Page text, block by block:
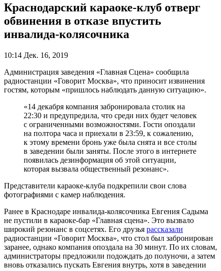
Краснодарский караоке-клуб отверг
обвинения в отказе впустить
инвалида-колясочника
10:14 Дек. 16, 2019
Администрация заведения «Главная Сцена» сообщила
радиостанции «Говорит Москва», что приносит извинения
гостям, которым «пришлось наблюдать данную ситуацию».
«14 декабря компания забронировала столик на
22:30 и предупредила, что среди них будет человек
с ограниченными возможностями. Гости опоздали
на полтора часа и приехали в 23:59, к сожалению,
к этому времени бронь уже была снята и все столы
в заведении были заняты. После этого в интернете
появилась дезинформация об этой ситуации,
которая вызвала общественный резонанс».
Представители караоке-клуба подкрепили свои слова
фотографиями с камер наблюдения.
Ранее в Краснодаре инвалида-колясочника Евгения Садыма
не пустили в караоке-бар «Главная сцена». Это вызвало
широкий резонанс в соцсетях. Его друзья рассказали
радиостанции «Говорит Москва», что стол был забронирован
заранее, однако компания опоздала на 30 минут. По их словам,
администраторы предложили подождать до полуночи, а затем
вновь отказались пускать Евгения внутрь, хотя в заведении